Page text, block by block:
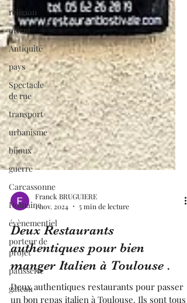
religion
orient
Antiquité
pays
Spectacle
de rue
transport
urbanisme
bijoux
guerre
Carcassonne
Domaine
évènementiel
porteur de
projet
pâtisserie
gâteau
Franck BRUGUIERE
1 nov. 2024
5 min de lecture
Deux Restaurants
authentiques pour bien
manger Italien à Toulouse .